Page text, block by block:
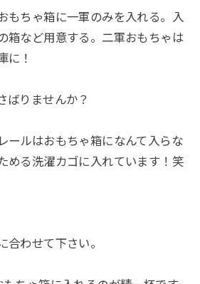
もちゃ箱に一軍のみを入れる。入
箱など用意する。二軍おもちゃは
に！
ばりませんか？
ールはおもちゃ箱になんて入らな
める洗濯カゴに入れています！笑
わせて下さい。